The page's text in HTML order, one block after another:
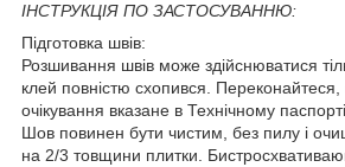
ІНСТРУКЦІЯ ПО ЗАСТОСУВАННЮ:
Підготовка швів:
Розшивання швів може здійснюватися
клей повністю схопився.
очікування вказане в Технічному
Шов повинен бути чистим, без пилу і
на 2/3 товщини плитки.